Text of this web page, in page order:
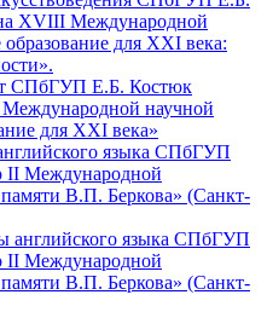
СПбГУП Е.Б. Костюк
научной
для XXI века»
английского языка СПбГУП
II Международной
В.П. Беркова» (Санкт-